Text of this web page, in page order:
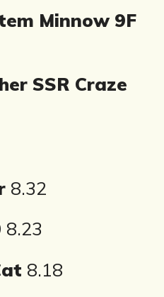
Minnow 9F
SSR Craze
8.32
8.23
8.18